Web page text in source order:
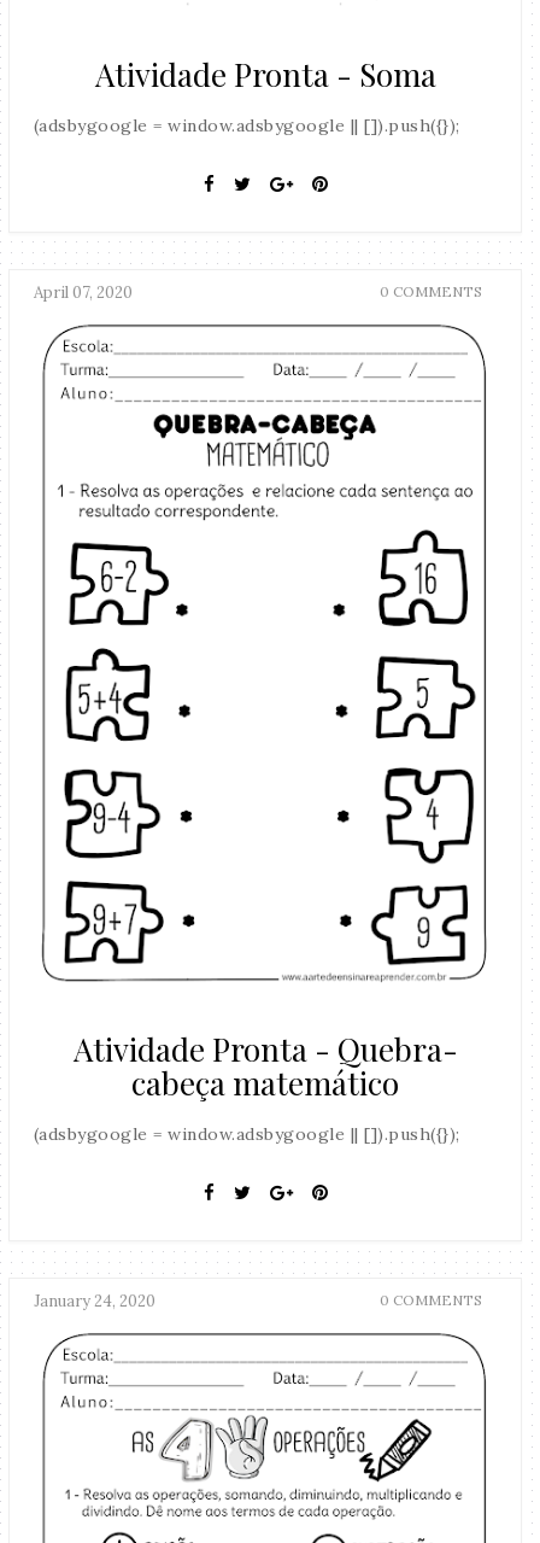
Atividade Pronta - Soma
(adsbygoogle = window.adsbygoogle || []).push({});
April 07, 2020 0 COMMENTS
Atividade Pronta - Quebra-
cabeça matemático
(adsbygoogle = window.adsbygoogle || []).push({});
January 24, 2020 0 COMMENTS